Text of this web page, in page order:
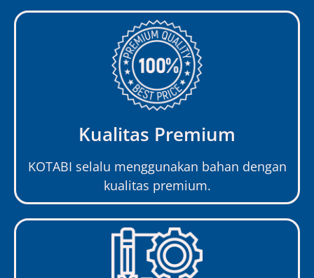
Kualitas Premium
KOTABI selalu menggunakan bahan dengan
kualitas premium.